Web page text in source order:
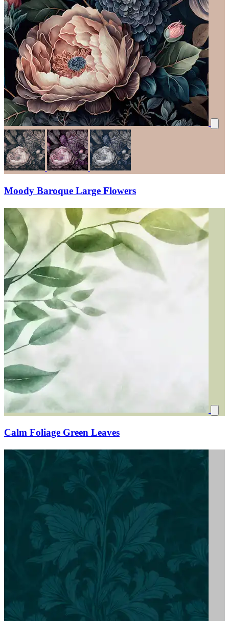
Moody Baroque Large Flowers
Calm Foliage Green Leaves